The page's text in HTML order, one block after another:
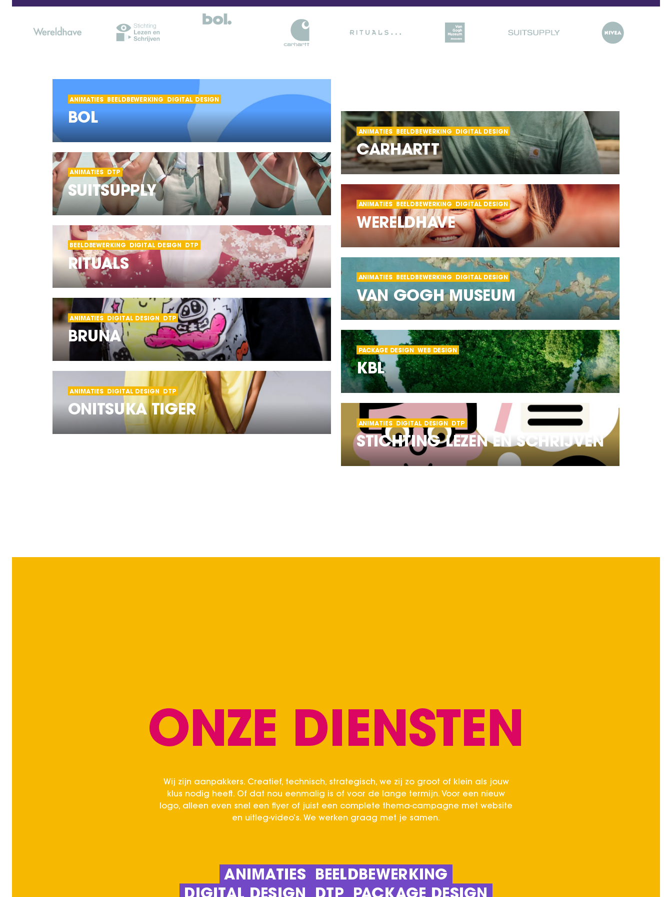
ANIMATIES BEELDBEWERKING DIGITAL DESIGN
BOL
ANIMATIES BEELDBEWERKING DIGITAL DESIGN
CARHARTT
ANIMATIES DTP
SUITSUPPLY
ANIMATIES BEELDBEWERKING DIGITAL DESIGN
WERELDHAVE
BEELDBEWERKING DIGITAL DESIGN DTP
RITUALS
ANIMATIES BEELDBEWERKING DIGITAL DESIGN
VAN GOGH MUSEUM
ANIMATIES DIGITAL DESIGN DTP
BRUNA
PACKAGE DESIGN WEB DESIGN
KBL
ANIMATIES DIGITAL DESIGN DTP
ONITSUKA TIGER
ANIMATIES DIGITAL DESIGN DTP
STICHTING LEZEN EN SCHRIJVEN
ONZE DIENSTEN
Wij zijn aanpakkers. Creatief, technisch, strategisch, we zij zo groot of klein als jouw
klus nodig heeft. Of dat nou eenmalig is of voor de lange termijn. Voor een nieuw
logo, alleen even snel een flyer of juist een complete thema-campagne met website
en uitleg-video’s. We werken graag met je samen.
ANIMATIES
BEELDBEWERKING